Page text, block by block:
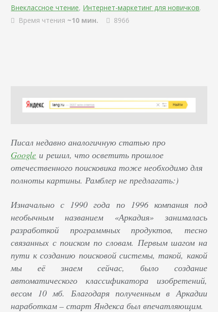
Внеклассное чтение, Интернет-маркетинг для новичков.
Время чтения ~10 мин. 8966
Писал недавно аналогичную статью про
Google и решил, что осветить прошлое
отечественного поисковика тоже необходимо для
полноты картины. Рамблер не предлагать:)
Изначально с 1990 года по 1996 компания под
необычным названием «Аркадия» занималась
разработкой программных продуктов, тесно
связанных с поиском по словам. Первым шагом на
пути к созданию поисковой системы, такой, какой
мы её знаем сейчас, было создание
автоматического классификатора изобретений,
весом 10 мб. Благодаря полученным в Аркадии
наработкам – старт Яндекса был впечатляющим.